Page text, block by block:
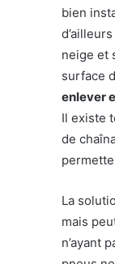
bien
neige et
surface
enlever
Il existe
de
La
mais
n’ayant